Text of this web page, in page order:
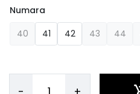
Numara
40
41 42 43 44